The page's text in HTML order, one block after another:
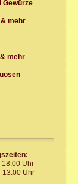
Gewürze
mehr
mehr
Uhr
13:00 Uhr